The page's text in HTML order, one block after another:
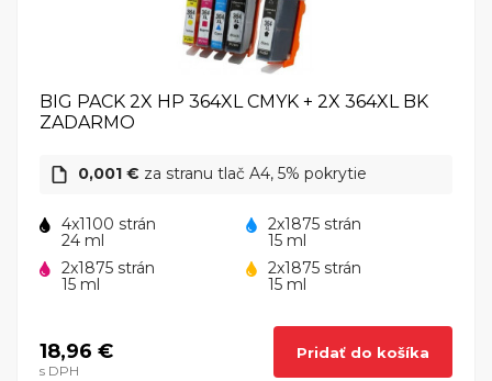
BIG PACK 2X HP 364XL CMYK + 2X 364XL BK
ZADARMO
0,001 € za stranu tlač A4, 5% pokrytie
4x1100 strán
24 ml
2x1875 strán
15 ml
2x1875 strán
15 ml
2x1875 strán
15 ml
18,96 €
s DPH
Pridať do košíka